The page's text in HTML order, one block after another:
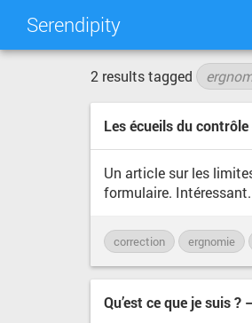
Serendipity
2 results tagged
Les écueils du
Un article sur les
formulaire. Intéressant.
correction ergnomie
Qu’est ce que je suis